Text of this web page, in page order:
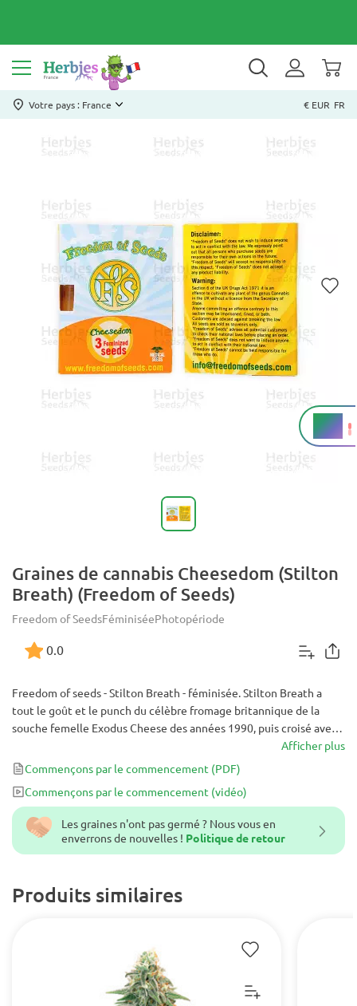
Votre pays : France € EUR FR
21%
THC
Graines de cannabis Cheesedom (Stilton
Breath) (Freedom of Seeds)
Freedom of SeedsFéminiséePhotopériode
0.0
Les graines n'ont pas germé ? Nous vous en
enverrons de nouvelles ! Politique de retour
Produits similaires
Freedom of seeds - Stilton Breath - féminisée. Stilton Breath a
tout le goût et le punch du célèbre fromage britannique de la
souche femelle Exodus Cheese des années 1990, puis croisé avec
Afficher plus
Commençons par le commencement (PDF)
Commençons par le commencement (vidéo)